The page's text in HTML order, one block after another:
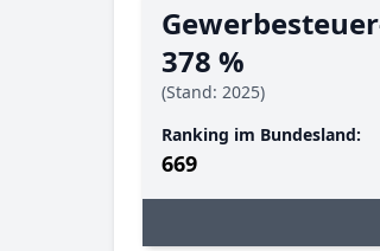
378 %
(Stand: 2025)
Ranking im Bundesland:
669